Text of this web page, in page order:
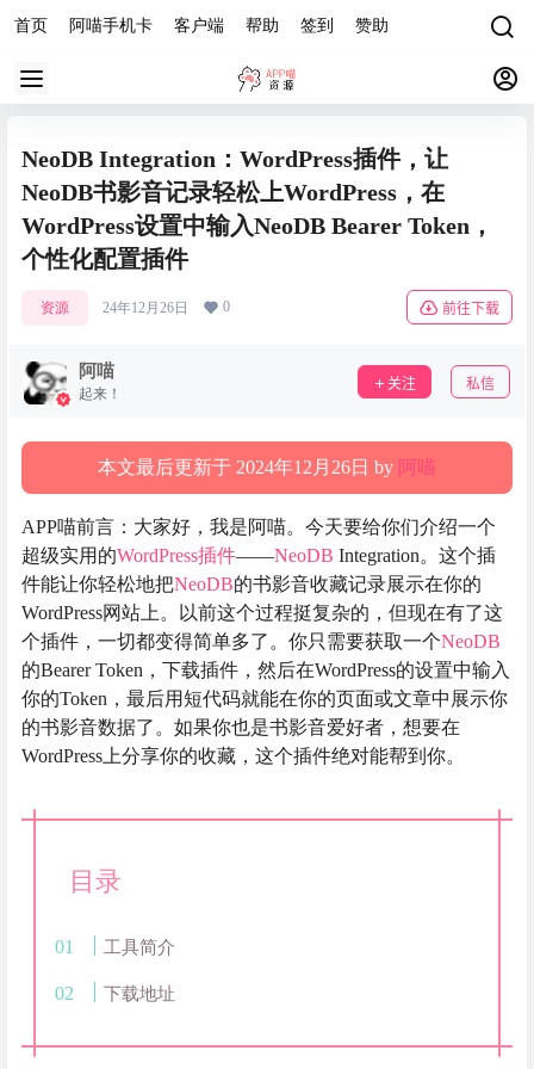
首页 阿喵手机卡 客户端 帮助 签到 赞助
NeoDB Integration：WordPress插件，让
NeoDB书影音记录轻松上WordPress，在
WordPress设置中输入NeoDB Bearer Token，
个性化配置插件
资源 24年12月26日 0 前往下载
阿喵
起来！
关注 私信
本文最后更新于 2024年12月26日 by 阿喵
APP喵前言：大家好，我是阿喵。今天要给你们介绍一个
超级实用的WordPress插件——NeoDB Integration。这个插
件能让你轻松地把NeoDB的书影音收藏记录展示在你的
WordPress网站上。以前这个过程挺复杂的，但现在有了这
个插件，一切都变得简单多了。你只需要获取一个NeoDB
的Bearer Token，下载插件，然后在WordPress的设置中输入
你的Token，最后用短代码就能在你的页面或文章中展示你
的书影音数据了。如果你也是书影音爱好者，想要在
WordPress上分享你的收藏，这个插件绝对能帮到你。
目录
工具简介
下载地址